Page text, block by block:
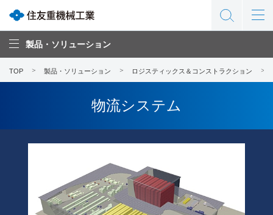
製品・ソリューション
TOP 製品・ソリューション ロジスティックス＆コンストラクション
物流システム